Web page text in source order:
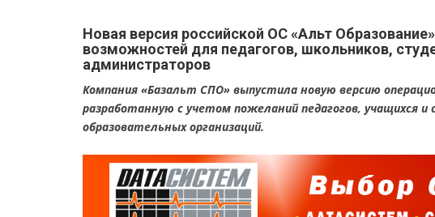
Новая версия российской ОС «Альт
возможностей для педагогов, школьников,
администраторов
Компания «Базальт СПО» выпустила новую версию
разработанную с учетом пожеланий педагогов, учащихся
образовательных организаций.